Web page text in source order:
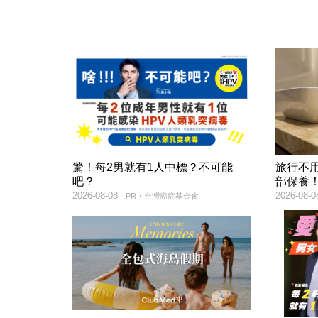
驚！每2男就有1人中標？不可能
吧？
PR・台灣癌症基金會
2026-08-08
旅行不
部保養
2026-08-